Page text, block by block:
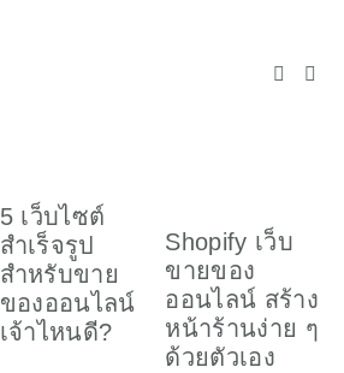
5 เว็บไซต์
สำเร็จรูป
สำหรับขาย
ของออนไลน์
เจ้าไหนดี?
Shopify เว็บ
ขายของ
ออนไลน์ สร้าง
หน้าร้านง่าย ๆ
ด้วยตัวเอง